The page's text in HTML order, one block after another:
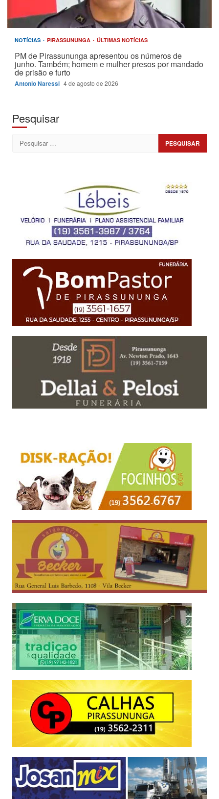
NOTÍCIAS PIRASSUNUNGA ÚLTIMAS NOTÍCIAS
PM de Pirassununga apresentou os números de
junho. Também; homem e mulher presos por mandado
de prisão e furto
Antonio Naressi 4 de agosto de 2026
Pesquisar
Pesquisar